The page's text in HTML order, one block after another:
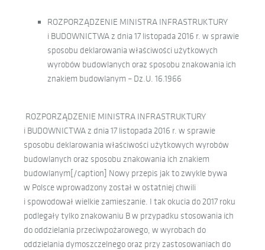
ROZPORZĄDZENIE MINISTRA INFRASTRUKTURY
i BUDOWNICTWA z dnia 17 listopada 2016 r. w sprawie
sposobu deklarowania właściwości użytkowych
wyrobów budowlanych oraz sposobu znakowania ich
znakiem budowlanym – Dz.U. 16.1966
ROZPORZĄDZENIE MINISTRA INFRASTRUKTURY
i BUDOWNICTWA z dnia 17 listopada 2016 r. w sprawie
sposobu deklarowania właściwości użytkowych wyrobów
budowlanych oraz sposobu znakowania ich znakiem
budowlanym[/caption] Nowy przepis jak to zwykle bywa
w Polsce wprowadzony został w ostatniej chwili
i spowodował wielkie zamieszanie. I tak okucia do 2017 roku
podlegały tylko znakowaniu B w przypadku stosowania ich
do oddzielania przeciwpożarowego, w wyrobach do
oddzielania dymoszczelnego oraz przy zastosowaniach do